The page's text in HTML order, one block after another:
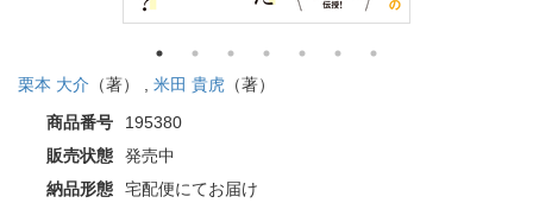
栗本 大介 （著） , 米田 貴虎 （著）
商品番号
195380
販売状態
発売中
納品形態
宅配便にてお届け